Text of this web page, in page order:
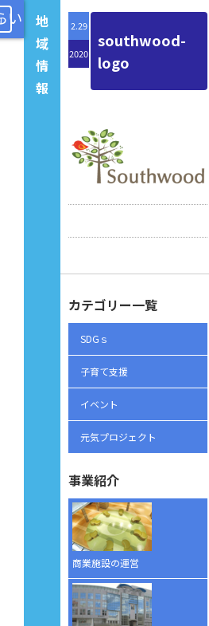
地
域
情
報
2.29
2020
southwood-
logo
カテゴリー一覧
SDGｓ
子育て支援
イベント
元気プロジェクト
事業紹介
商業施設の運営